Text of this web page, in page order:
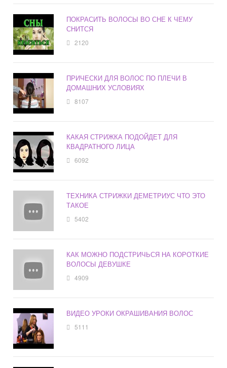
ПОКРАСИТЬ ВОЛОСЫ ВО СНЕ К ЧЕМУ
СНИТСЯ
2120
ПРИЧЕСКИ ДЛЯ ВОЛОС ПО ПЛЕЧИ В
ДОМАШНИХ УСЛОВИЯХ
8107
КАКАЯ СТРИЖКА ПОДОЙДЕТ ДЛЯ
КВАДРАТНОГО ЛИЦА
6092
ТЕХНИКА СТРИЖКИ ДЕМЕТРИУС ЧТО ЭТО
ТАКОЕ
5402
КАК МОЖНО ПОДСТРИЧЬСЯ НА КОРОТКИЕ
ВОЛОСЫ ДЕВУШКЕ
4909
ВИДЕО УРОКИ ОКРАШИВАНИЯ ВОЛОС
5111